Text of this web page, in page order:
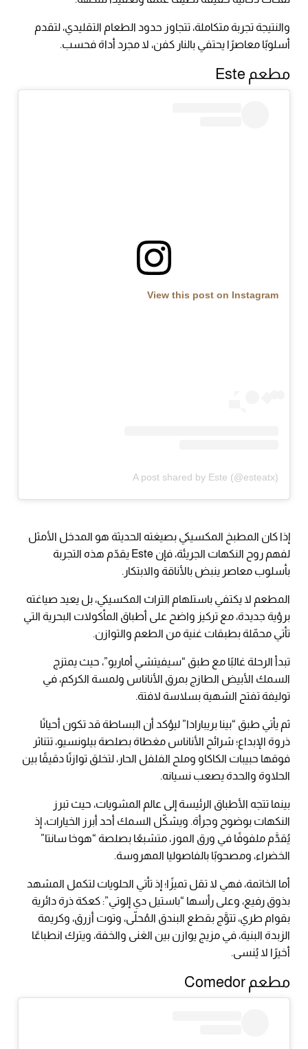
والنتيجة تجربة متكاملة، تتجاوز حدود الطعام التقليدي، لتقدم
أسلوبًا معاصرًا يحتفي بالنار كفن، لا مجرد أداة فحسب.
مطعم Este
View this post on Instagram
A post shared by Este (@esteatx)
إذا كان المطبخ المكسيكي بصيغته الحديثة هو المدخل الأمثل
لفهم روح النكهات الجريئة، فإن Este يقدّم هذه التجربة
بأسلوب معاصر ينبض بالأناقة والابتكار.
المطعم لا يكتفي باستلهام التراث المكسيكي، بل يعيد صياغته
برؤية جديدة، مع تركيز واضح على أطباق المأكولات البحرية التي
تأتي محمّلة بطبقات غنية من الطعم والتوازن.
تبدأ الرحلة غالبًا مع طبق “سيفيتشي أماريو”، حيث يمتزج
السمك الأبيض الطازج بمرق الأناناس ولمسة الكركم، في
توليفة تفتح الشهية بسلاسة لافتة.
ثم يأتي طبق “بينا بريبارادا” ليؤكد أن البساطة قد تكون أحيانًا
ذروة الإبداع؛ شرائح الأناناس مغطاة بصلصة بيلونسيو، تتناثر
فوقها حبيبات الكاكاو وملح الفلفل الحار، لتخلق توازنًا دقيقًا بين
الحلاوة والحدة يصعب نسيانه.
بينما تتجه الأطباق الرئيسة إلى عالم المشويات، حيث تبرز
النكهات بوضوح وجرأة. ويشكّل السمك أحد أبرز الخيارات، إذ
يُقدَّم ملفوفًا في ورق الموز، متشبعًا بصلصة “هوخا سانتا”
الخضراء، ومصحوبًا بالفاصوليا المهروسة.
أما الخاتمة، فهي لا تقل تميزًا؛ إذ تأتي الحلويات لتكمل المشهد
بذوق رفيع، وعلى رأسها “باستيل دي إلوتي”: كعكة ذرة دائرية
بقوام طري، تتوَّج بقطع البندق المُحلّى، وتوت أزرق، وكريمة
الزبدة البنية، في مزيج يوازن بين الغنى والخفة، ويترك انطباعًا
أخيرًا لا يُنسى.
مطعم Comedor